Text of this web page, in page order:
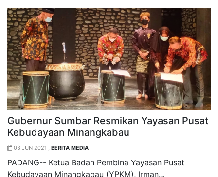
Gubernur Sumbar Resmikan Yayasan Pusat
Kebudayaan Minangkabau
03 JUN 2021 , BERITA MEDIA
PADANG-- Ketua Badan Pembina Yayasan Pusat
Kebudayaan Minangkabau (YPKM), Irman…